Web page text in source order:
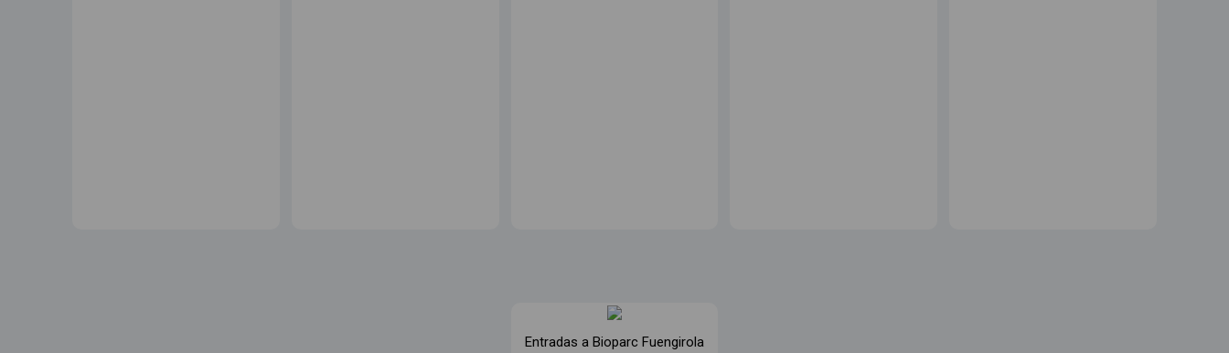
Entradas a Bioparc Fuengirola